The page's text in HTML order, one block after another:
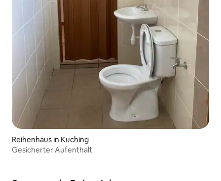
Reihenhaus in Kuching
Gesicherter Aufenthalt